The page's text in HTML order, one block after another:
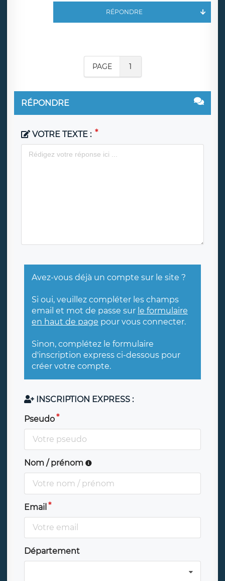
RÉPONDRE
PAGE 1
RÉPONDRE
VOTRE TEXTE :
Avez-vous déjà un compte sur le site ?
Si oui, veuillez compléter les champs
email et mot de passe sur le formulaire
en haut de page pour vous connecter.
Sinon, complétez le formulaire
d'inscription express ci-dessous pour
créer votre compte.
INSCRIPTION EXPRESS :
Pseudo
Nom / prénom
Email
Département